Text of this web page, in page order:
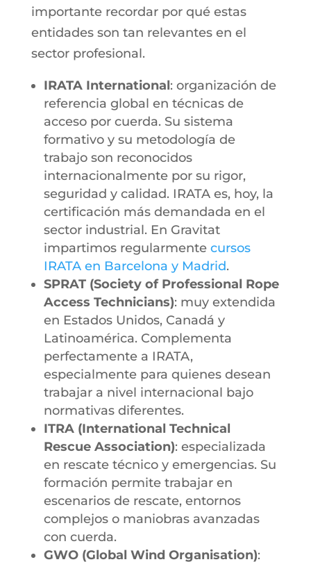
importante recordar por qué estas
entidades son tan relevantes en el
sector profesional.
IRATA International: organización de
referencia global en técnicas de
acceso por cuerda. Su sistema
formativo y su metodología de
trabajo son reconocidos
internacionalmente por su rigor,
seguridad y calidad. IRATA es, hoy, la
certificación más demandada en el
sector industrial. En Gravitat
impartimos regularmente cursos
IRATA en Barcelona y Madrid.
SPRAT (Society of Professional Rope
Access Technicians): muy extendida
en Estados Unidos, Canadá y
Latinoamérica. Complementa
perfectamente a IRATA,
especialmente para quienes desean
trabajar a nivel internacional bajo
normativas diferentes.
ITRA (International Technical
Rescue Association): especializada
en rescate técnico y emergencias. Su
formación permite trabajar en
escenarios de rescate, entornos
complejos o maniobras avanzadas
con cuerda.
GWO (Global Wind Organisation):